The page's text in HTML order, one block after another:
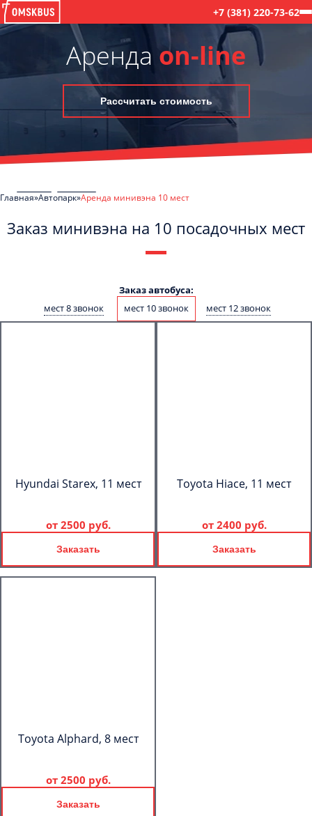
+7 (381) 220-73-62
Аренда on-line
Рассчитать стоимость
Главная Автопарк Аренда минивэна 10 мест
Заказ минивэна на 10 посадочных мест
Заказ автобуса:
мест 8 звонок
мест 10 звонок мест 12 звонок
Hyundai Starex, 11 мест
от 2500 руб.
Заказать
Toyota Hiace, 11 мест
от 2400 руб.
Заказать
Toyota Alphard, 8 мест
от 2500 руб.
Заказать
обработку моих Персональных данных